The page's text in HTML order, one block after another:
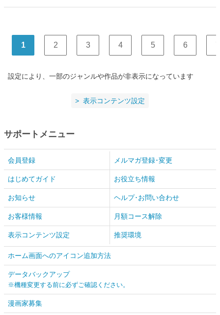
1 2 3 4 5 6 7
設定により、一部のジャンルや作品が非表示になっています
表示コンテンツ設定
サポートメニュー
会員登録 メルマガ登録･変更
はじめてガイド お役立ち情報
お知らせ ヘルプ･お問い合わせ
お客様情報 月額コース解除
表示コンテンツ設定 推奨環境
ホーム画面へのアイコン追加方法
データバックアップ
※機種変更する前に必ずご確認ください。
漫画家募集